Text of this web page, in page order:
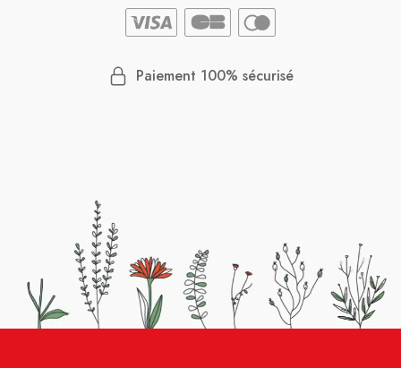
Paiement 100% sécurisé